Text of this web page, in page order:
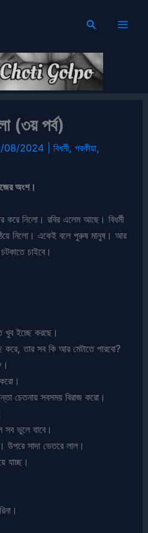
Search
(৩য় পর্ব)
08/2024 |বিধর্মী,পরকীয়া,
অংশ।
করে নিলো। রবির এলেম আছে। বিধর্মী
নিলো। একেই বলে পুরুষ মানুষ। আর
চাইবে।
খুব ইচ্ছে করছে।
তার সব কি আর মেটাতে পারবো?
চেতনায় সবসময় বিরাজ করো।
সব ভুলে যাবে।
সাদা ভেতরে লাল।
যাচ্ছ।